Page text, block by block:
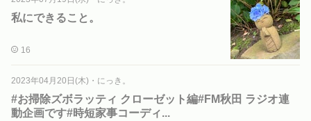
私にできること。
16
2023年04月20日(木) ・ にっき。
#お掃除ズボラッティ クローゼット編#FM秋田 ラジオ連
動企画です#時短家事コーディ...